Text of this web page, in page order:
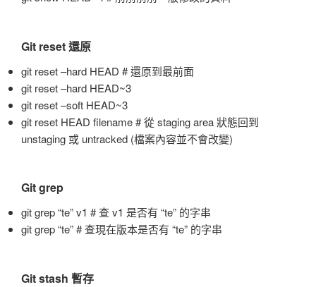
Git reset 還原
git reset –hard HEAD # 還原到最前面
git reset –hard HEAD~3
git reset –soft HEAD~3
git reset HEAD filename # 從 staging area 狀態回到
unstaging 或 untracked (檔案內容並不會改變)
Git grep
git grep “te” v1 # 查 v1 是否有 “te” 的字串
git grep “te” # 查現在版本是否有 “te” 的字串
Git stash 暫存